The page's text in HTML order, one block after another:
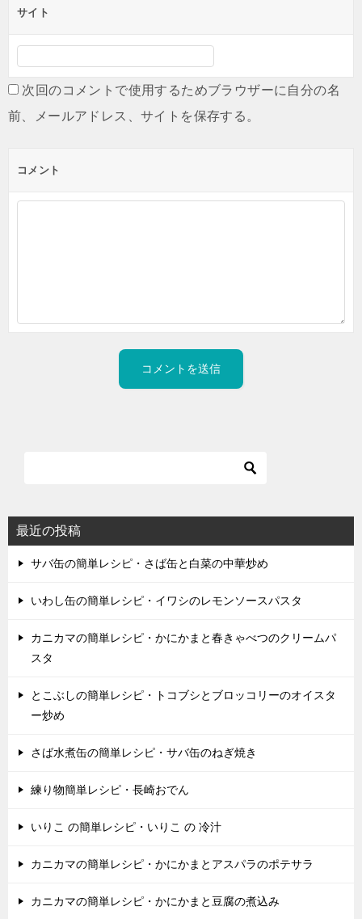
サイト
次回のコメントで使用するためブラウザーに自分の名
前、メールアドレス、サイトを保存する。
コメント
最近の投稿
サバ缶の簡単レシピ・さば缶と白菜の中華炒め
いわし缶の簡単レシピ・イワシのレモンソースパスタ
カニカマの簡単レシピ・かにかまと春きゃべつのクリームパ
スタ
とこぶしの簡単レシピ・トコブシとブロッコリーのオイスタ
ー炒め
さば水煮缶の簡単レシピ・サバ缶のねぎ焼き
練り物簡単レシピ・長崎おでん
いりこ の簡単レシピ・いりこ の 冷汁
カニカマの簡単レシピ・かにかまとアスパラのポテサラ
カニカマの簡単レシピ・かにかまと豆腐の煮込み